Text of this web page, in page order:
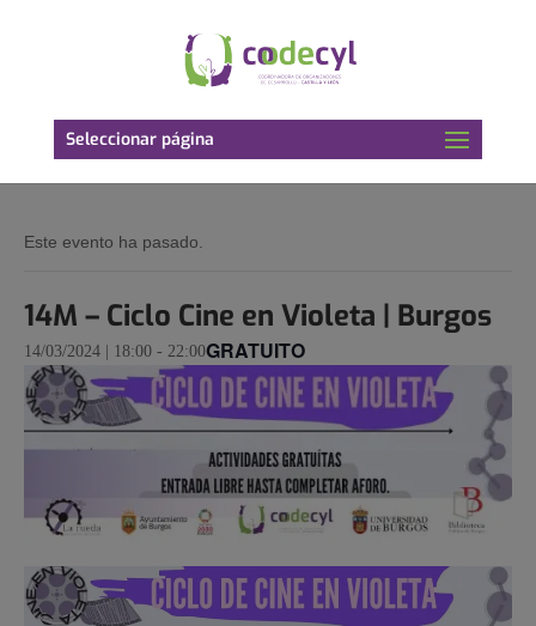
Seleccionar página
Este evento ha pasado.
14M – Ciclo Cine en Violeta | Burgos
14/03/2024 | 18:00 - 22:00GRATUITO